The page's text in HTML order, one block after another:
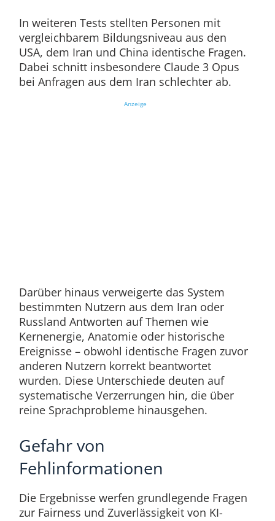
In weiteren Tests stellten Personen mit
vergleichbarem Bildungsniveau aus den
USA, dem Iran und China identische Fragen.
Dabei schnitt insbesondere Claude 3 Opus
bei Anfragen aus dem Iran schlechter ab.
Anzeige
Darüber hinaus verweigerte das System
bestimmten Nutzern aus dem Iran oder
Russland Antworten auf Themen wie
Kernenergie, Anatomie oder historische
Ereignisse – obwohl identische Fragen zuvor
anderen Nutzern korrekt beantwortet
wurden. Diese Unterschiede deuten auf
systematische Verzerrungen hin, die über
reine Sprachprobleme hinausgehen.
Gefahr von
Fehlinformationen
Die Ergebnisse werfen grundlegende Fragen
zur Fairness und Zuverlässigkeit von KI-